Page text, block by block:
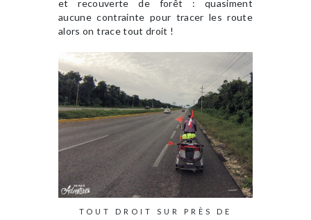
et recouverte de forêt : quasiment
aucune contrainte pour tracer les route
alors on trace tout droit !
TOUT DROIT SUR PRÈS DE